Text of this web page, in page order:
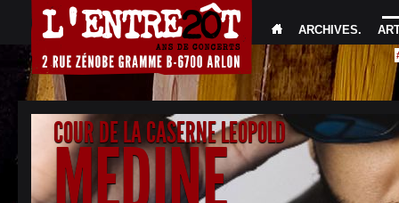
ARCHIVES.
COUR DE LA CASERNE LEOPOLD
MEDINE